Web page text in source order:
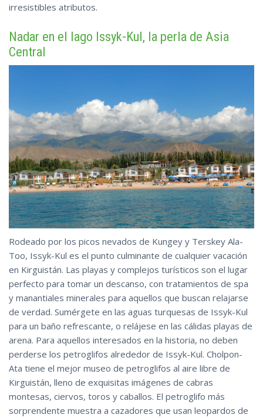
irresistibles atributos.
Nadar en el lago Issyk-Kul, la perla de Asia
Central
Rodeado por los picos nevados de Kungey y Terskey Ala-
Too, Issyk-Kul es el punto culminante de cualquier vacación
en Kirguistán. Las playas y complejos turísticos son el lugar
perfecto para tomar un descanso, con tratamientos de spa
y manantiales minerales para aquellos que buscan relajarse
de verdad. Sumérgete en las aguas turquesas de Issyk-Kul
para un baño refrescante, o relájese en las cálidas playas de
arena. Para aquellos interesados en la historia, no deben
perderse los petroglifos alrededor de Issyk-Kul. Cholpon-
Ata tiene el mejor museo de petroglifos al aire libre de
Kirguistán, lleno de exquisitas imágenes de cabras
montesas, ciervos, toros y caballos. El petroglifo más
sorprendente muestra a cazadores que usan leopardos de